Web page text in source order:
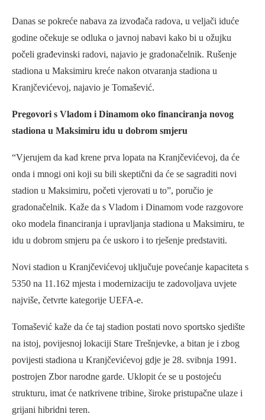
Danas se pokreće nabava za izvođača radova, u veljači iduće
godine očekuje se odluka o javnoj nabavi kako bi u ožujku
počeli građevinski radovi, najavio je gradonačelnik. Rušenje
stadiona u Maksimiru kreće nakon otvaranja stadiona u
Kranjčevićevoj, najavio je Tomašević.
Pregovori s Vladom i Dinamom oko financiranja novog
stadiona u Maksimiru idu u dobrom smjeru
“Vjerujem da kad krene prva lopata na Kranjčevićevoj, da će
onda i mnogi oni koji su bili skeptični da će se sagraditi novi
stadion u Maksimiru, početi vjerovati u to”, poručio je
gradonačelnik. Kaže da s Vladom i Dinamom vode razgovore
oko modela financiranja i upravljanja stadiona u Maksimiru, te
idu u dobrom smjeru pa će uskoro i to rješenje predstaviti.
Novi stadion u Kranjčevićevoj uključuje povećanje kapaciteta s
5350 na 11.162 mjesta i modernizaciju te zadovoljava uvjete
najviše, četvrte kategorije UEFA-e.
Tomašević kaže da će taj stadion postati novo sportsko sjedište
na istoj, povijesnoj lokaciji Stare Trešnjevke, a bitan je i zbog
povijesti stadiona u Kranjčevićevoj gdje je 28. svibnja 1991.
postrojen Zbor narodne garde. Uklopit će se u postojeću
strukturu, imat će natkrivene tribine, široke pristupačne ulaze i
grijani hibridni teren.